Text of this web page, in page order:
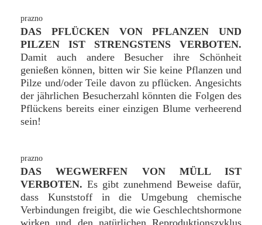
DAS PFLÜCKEN VON PFLANZEN UND
PILZEN IST STRENGSTENS VERBOTEN.
Damit auch andere Besucher ihre Schönheit
genießen können, bitten wir Sie keine Pflanzen und
Pilze und/oder Teile davon zu pflücken. Angesichts
der jährlichen Besucherzahl könnten die Folgen des
Pflückens bereits einer einzigen Blume verheerend
sein!
DAS WEGWERFEN VON MÜLL IST
VERBOTEN. Es gibt zunehmend Beweise dafür,
dass Kunststoff in die Umgebung chemische
Verbindungen freigibt, die wie Geschlechtshormone
wirken und den natürlichen Reproduktionszyklus